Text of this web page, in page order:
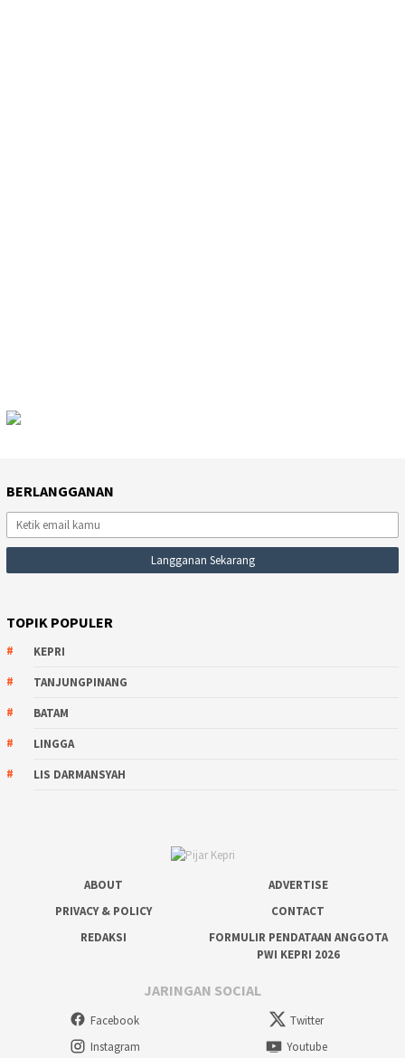
BERLANGGANAN
TOPIK POPULER
KEPRI
TANJUNGPINANG
BATAM
LINGGA
LIS DARMANSYAH
ABOUT
ADVERTISE
PRIVACY & POLICY
CONTACT
REDAKSI
FORMULIR PENDATAAN ANGGOTA
PWI KEPRI 2026
JARINGAN SOCIAL
Facebook
Twitter
Instagram
Youtube